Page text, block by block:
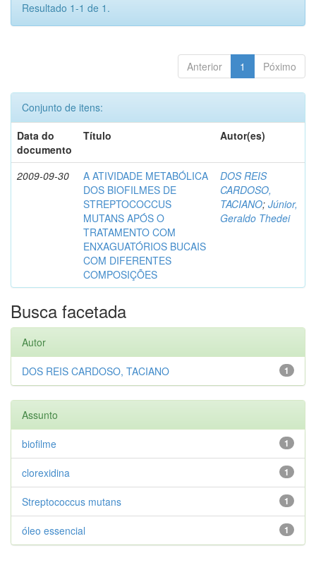
Resultado 1-1 de 1.
Anterior 1 Póximo
Conjunto de itens:
Data do
documento
Título Autor(es)
2009-09-30
A ATIVIDADE METABÓLICA
DOS BIOFILMES DE
STREPTOCOCCUS
MUTANS APÓS O
TRATAMENTO COM
ENXAGUATÓRIOS BUCAIS
COM DIFERENTES
COMPOSIÇÕES
DOS REIS
CARDOSO,
TACIANO; Júnior,
Geraldo Thedei
Busca facetada
Autor
1
DOS REIS CARDOSO, TACIANO
Assunto
1
biofilme
1
clorexidina
1
Streptococcus mutans
1
óleo essencial